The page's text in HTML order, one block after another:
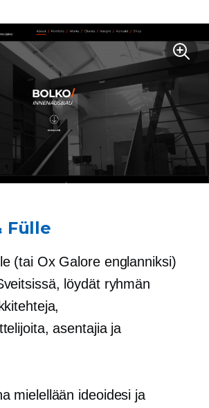
Fülle
(tai Ox Galore englanniksi)
löydät ryhmän
asentajia ja
mielellään ideoidesi ja